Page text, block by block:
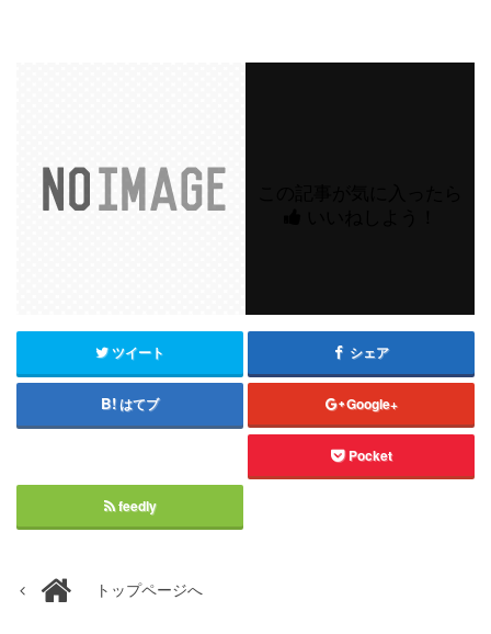
ツイート シェア
はてブ Google+
Pocket
feedly
トップページへ